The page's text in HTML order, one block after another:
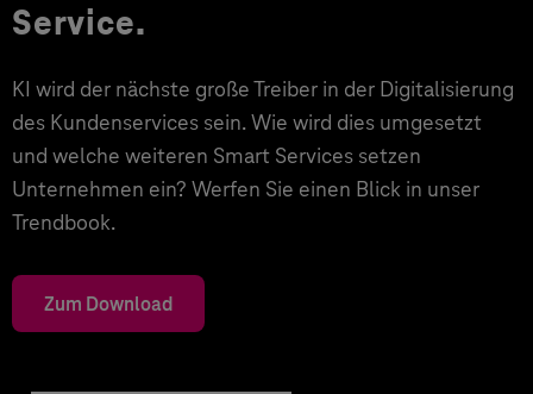
Service.
KI wird der nächste große Treiber in der Digitalisierung
des Kundenservices sein. Wie wird dies umgesetzt
und welche weiteren Smart Services setzen
Unternehmen ein? Werfen Sie einen Blick in unser
Trendbook.
Zum Download